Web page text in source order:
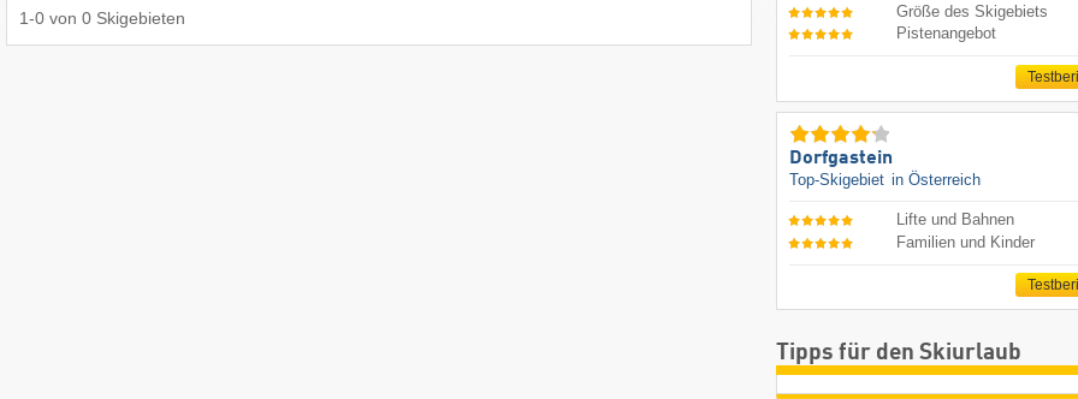
1-0 von 0 Skigebieten
Größe des Skigebiets
Pistenangebot
Dorfgastein
Top-Skigebiet in Österreich
Lifte und Bahnen
Familien und Kinder
Tipps für den Skiurlaub